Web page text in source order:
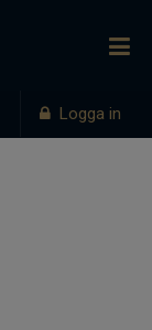
Logga in